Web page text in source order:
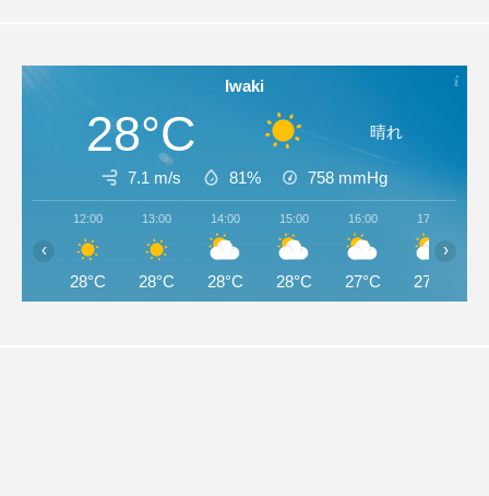
Iwaki
28°C 晴れ
7.1 m/s 81% 758 mmHg
12:00
28°C
13:00
28°C
14:00
28°C
15:00
28°C
16:00
27°C
17:00
27°C
‹ ›